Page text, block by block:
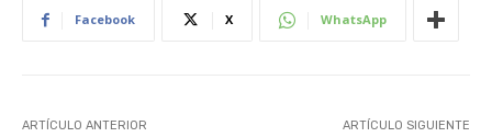
Facebook X WhatsApp
ARTÍCULO ANTERIOR ARTÍCULO SIGUIENTE